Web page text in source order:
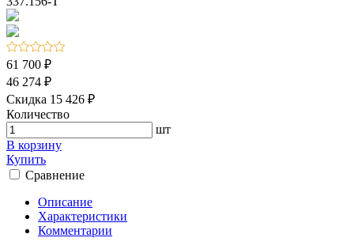
61 700 ₽
46 274 ₽
Скидка 15 426 ₽
Количество
шт
В корзину
Купить
Сравнение
Описание
Характеристики
Комментарии